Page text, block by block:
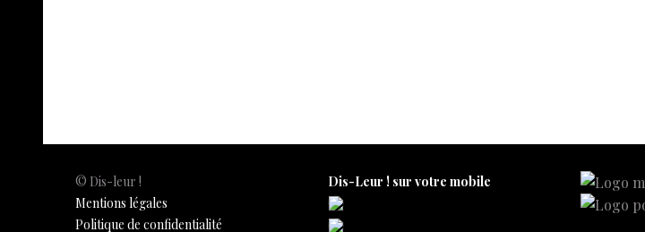
© Dis-leur !
Mentions légales
Politique de confidentialité
Dis-Leur ! sur votre mobile